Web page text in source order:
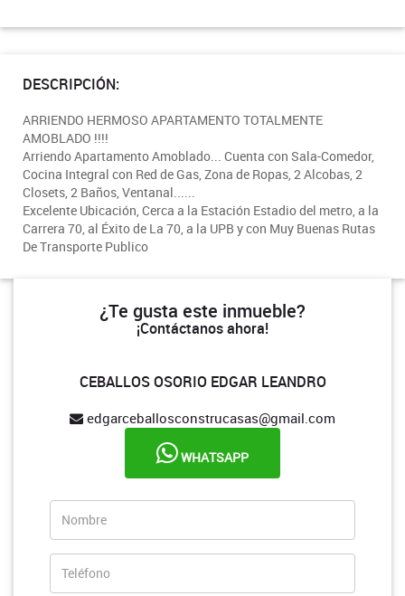
DESCRIPCIÓN:
ARRIENDO HERMOSO APARTAMENTO TOTALMENTE
AMOBLADO !!!!
Arriendo Apartamento Amoblado... Cuenta con Sala-Comedor,
Cocina Integral con Red de Gas, Zona de Ropas, 2 Alcobas, 2
Closets, 2 Baños, Ventanal......
Excelente Ubicación, Cerca a la Estación Estadio del metro, a la
Carrera 70, al Éxito de La 70, a la UPB y con Muy Buenas Rutas
De Transporte Publico
¿Te gusta este inmueble?
¡Contáctanos ahora!
CEBALLOS OSORIO EDGAR LEANDRO
edgarceballosconstrucasas@gmail.com
WHATSAPP